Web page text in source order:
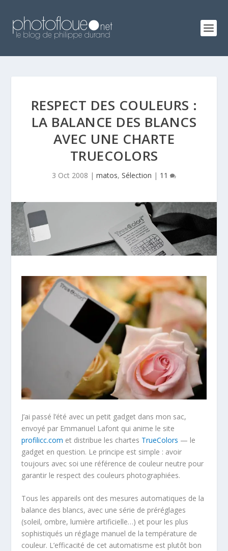
RESPECT DES COULEURS :
LA BALANCE DES BLANCS
AVEC UNE CHARTE
TRUECOLORS
3 Oct 2008 | matos, Sélection | 11
J’ai passé l’été avec un petit gadget dans mon sac,
envoyé par Emmanuel Lafont qui anime le site
profilicc.com et distribue les chartes TrueColors — le
gadget en question. Le principe est simple : avoir
toujours avec soi une référence de couleur neutre pour
garantir le respect des couleurs photographiées.
Tous les appareils ont des mesures automatiques de la
balance des blancs, avec une série de préréglages
(soleil, ombre, lumière artificielle…) et pour les plus
sophistiqués un réglage manuel de la température de
couleur. L’efficacité de cet automatisme est plutôt bon